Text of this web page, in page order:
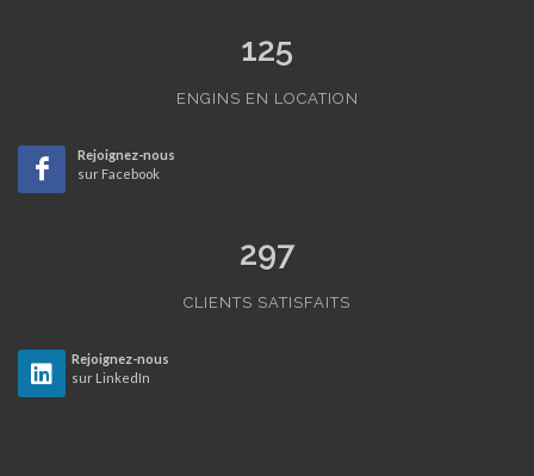
125
ENGINS EN LOCATION
Rejoignez-nous
sur Facebook
297
CLIENTS SATISFAITS
Rejoignez-nous
sur LinkedIn